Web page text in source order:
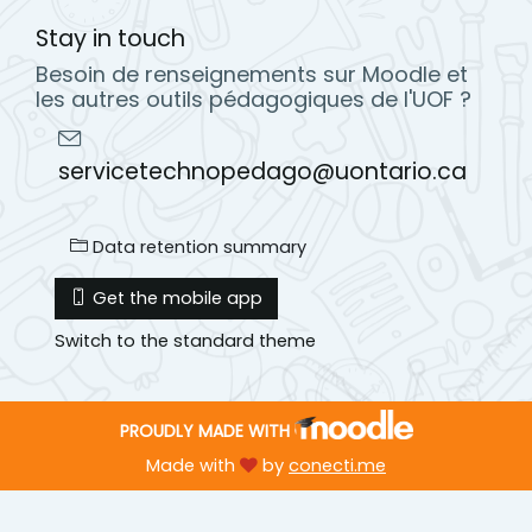
Stay in touch
Besoin de renseignements sur Moodle et
les autres outils pédagogiques de l'UOF ?
servicetechnopedago@uontario.ca
Data retention summary
Get the mobile app
Switch to the standard theme
PROUDLY MADE WITH
Made with
by conecti.me